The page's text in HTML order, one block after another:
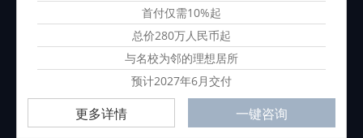
首付仅需10%起
总价280万人民币起
与名校为邻的理想居所
预计2027年6月交付
更多详情 一键咨询